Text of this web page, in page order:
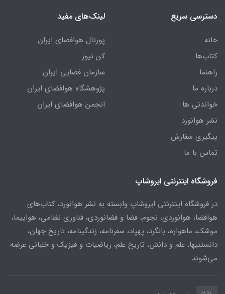
دسترسی سریع
خانه
کتاب‌ها
راهنما
درباره ما
خواندنی ها
نشر هوانورد
پیگیری سفارش
تماس با ما
لینک‌های مفید
پورتال هوافضای ایران
کن نیوز
سازمان فضایی ایران
پژوهشگاه هوافضای ایران
انجمن هوافضای ایران
فروشگاه اینترنتی ایروشاپ
در فروشگاه اینترنتی ایروشاپ وابسته به نشر هوانورد، کتاب‌های
هوافضا، هوانوردی، نجوم، فضا و فضانوردی، فناوری نظامی، هواپیما،
موشک، ماهواره، بالگرد، پهپاد، سفرنامه، زندگینامه، تاریخ جهان،
دانستنیها، علم و دانش، تاریخ علم، ریاضیات و فیزیک و خلبانی عرضه
می‌شوند.